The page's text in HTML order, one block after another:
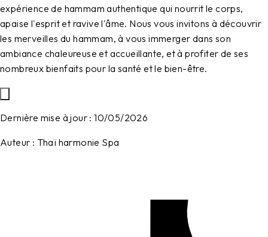
expérience de hammam authentique qui nourrit le corps,
apaise l'esprit et ravive l'âme. Nous vous invitons à découvrir
les merveilles du hammam, à vous immerger dans son
ambiance chaleureuse et accueillante, et à profiter de ses
nombreux bienfaits pour la santé et le bien-être.
Dernière mise à jour : 10/05/2026
Auteur : Thaï harmonie Spa